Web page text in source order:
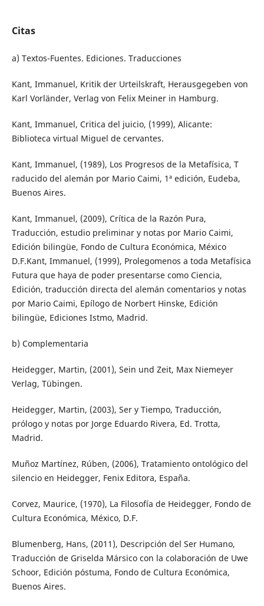
Citas
a) Textos-Fuentes. Ediciones. Traducciones
Kant, Immanuel, Kritik der Urteilskraft, Herausgegeben von
Karl Vorländer, Verlag von Felix Meiner in Hamburg.
Kant, Immanuel, Critica del juicio, (1999), Alicante:
Biblioteca virtual Miguel de cervantes.
Kant, Immanuel, (1989), Los Progresos de la Metafísica, T
raducido del alemán por Mario Caimi, 1ª edición, Eudeba,
Buenos Aires.
Kant, Immanuel, (2009), Crítica de la Razón Pura,
Traducción, estudio preliminar y notas por Mario Caimi,
Edición bilingüe, Fondo de Cultura Económica, México
D.F.Kant, Immanuel, (1999), Prolegomenos a toda Metafísica
Futura que haya de poder presentarse como Ciencia,
Edición, traducción directa del alemán comentarios y notas
por Mario Caimi, Epílogo de Norbert Hinske, Edición
bilingüe, Ediciones Istmo, Madrid.
b) Complementaria
Heidegger, Martin, (2001), Sein und Zeit, Max Niemeyer
Verlag, Tübingen.
Heidegger, Martin, (2003), Ser y Tiempo, Traducción,
prólogo y notas por Jorge Eduardo Rivera, Ed. Trotta,
Madrid.
Muñoz Martínez, Rúben, (2006), Tratamiento ontológico del
silencio en Heidegger, Fenix Editora, España.
Corvez, Maurice, (1970), La Filosofía de Heidegger, Fondo de
Cultura Económica, México, D.F.
Blumenberg, Hans, (2011), Descripción del Ser Humano,
Traducción de Griselda Mársico con la colaboración de Uwe
Schoor, Edición póstuma, Fondo de Cultura Económica,
Buenos Aires.